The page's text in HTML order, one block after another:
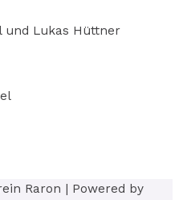
und Lukas Hüttner
Raron | Powered by